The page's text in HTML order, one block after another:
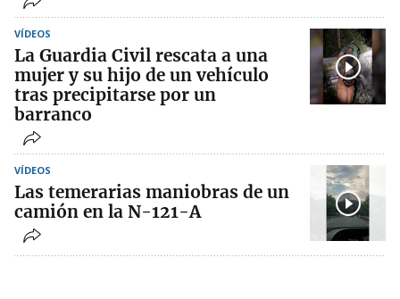
VÍDEOS
La Guardia Civil rescata a una
mujer y su hijo de un vehículo
tras precipitarse por un
barranco
VÍDEOS
Las temerarias maniobras de un
camión en la N-121-A